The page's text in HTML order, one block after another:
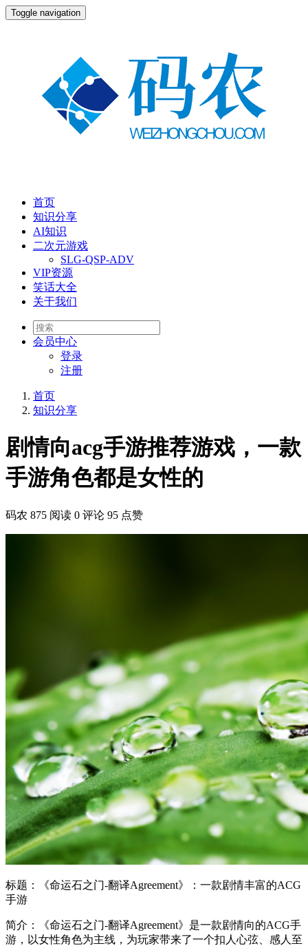
Toggle navigation
首页
知识分享
AI知识
二次元游戏
SLG-QSP-ADV
VIP资源
笑话大全
关于我们
会员中心
登录
注册
首页
知识分享
剧情向acg手游推荐游戏，一款
手游角色都是女性的
码农 875 阅读 0 评论 95 点赞
标题：《命运石之门-翻译Agreement》：一款剧情丰富的ACG
手游
简介：《命运石之门-翻译Agreement》是一款剧情向的ACG手
游，以女性角色为主线，为玩家带来了一个扣人心弦、感人至